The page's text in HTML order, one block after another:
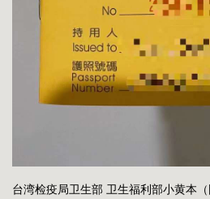
台湾检疫局卫生部 卫生福利部小黄本（